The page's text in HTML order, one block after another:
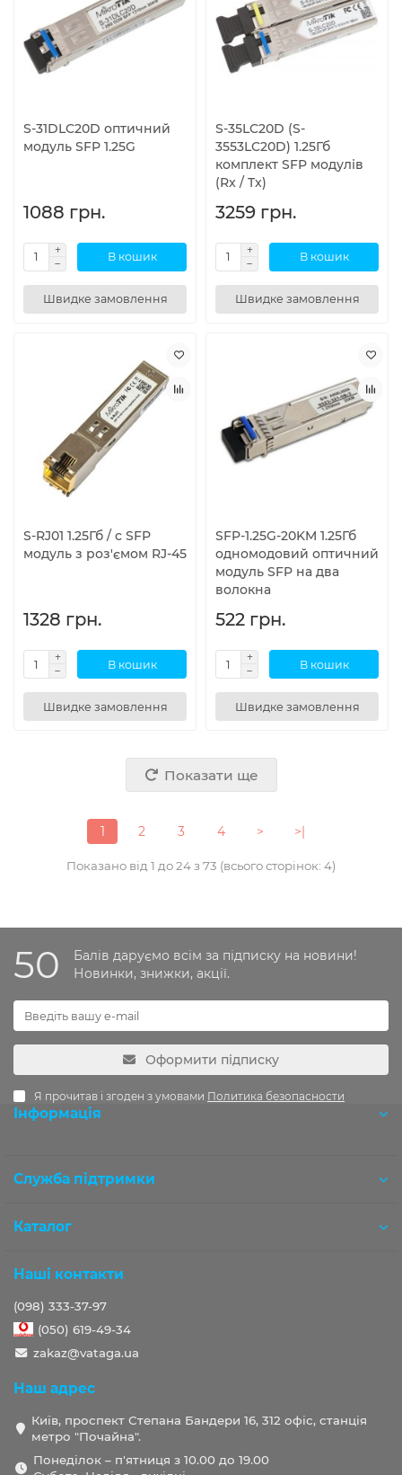
S-31DLC20D оптичний
модуль SFP 1.25G
1088 грн.
В кошик
Швидке замовлення
S-35LC20D (S-
3553LC20D) 1.25Гб
комплект SFP модулів
(Rx / Tx)
3259 грн.
В кошик
Швидке замовлення
S-RJ01 1.25Гб / с SFP
модуль з роз'ємом RJ-45
1328 грн.
В кошик
Швидке замовлення
SFP-1.25G-20KM 1.25Гб
одномодовий оптичний
модуль SFP на два
волокна
522 грн.
В кошик
Швидке замовлення
Показати ще
1 2 3 4 > >|
Показано від 1 до 24 з 73 (всього сторінок: 4)
50
Балів даруємо всім за підписку на новини!
Новинки, знижки, акції.
Оформити підписку
Я прочитав і згоден з умовами Политика безопасности
Інформація
Служба підтримки
Каталог
Наші контакти
(098) 333-37-97
(050) 619-49-34
zakaz@vataga.ua
Наш адрес
Київ, проспект Степана Бандери 16, 312 офіс, станція
метро "Почайна".
Понеділок – п'ятниця з 10.00 до 19.00